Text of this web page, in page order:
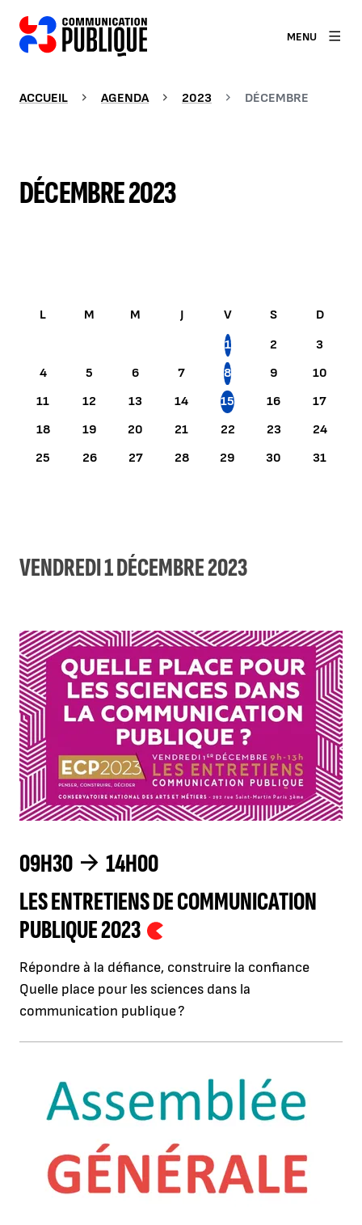
MENU
ACCUEIL AGENDA 2023 DÉCEMBRE
DÉCEMBRE 2023
1 2
3
4
5 6 7 8 9
10
11
12 13 14 15 16
17
18
19 20 21 22 23
24
25
26 27 28 29 30 31
VENDREDI 1 DÉCEMBRE 2023
LES ENTRETIENS DE COMMUNICATION
PUBLIQUE 2023
09H30 14H00
Répondre à la défiance, construire la confiance
Quelle place pour les sciences dans la
communication publique ?